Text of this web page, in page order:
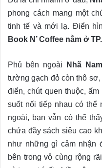
phong cách mang một
tinh tế và mới lạ. Điển
Book N’ Coffee nằm ở
Phủ bên ngoài Nhã
tường gạch đỏ còn thô
điển, chút quen thuộc,
suốt nối tiếp nhau có thể
ngoài, bạn vẫn có thể
chứa đầy sách siêu cao
như những gì cảm nhận
bên trong vô cùng rộng